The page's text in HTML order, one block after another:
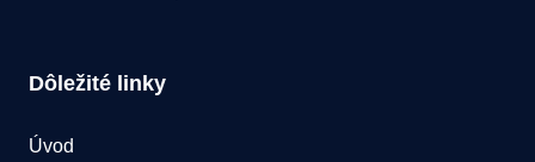
Dôležité linky
Úvod